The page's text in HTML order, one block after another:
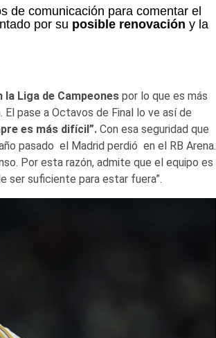
de comunicación para comentar el
por su posible renovación y la
la Liga de Campeonespor lo que es más
pase a Octavos de Final lo ve así de
es más difícil”. Con esa seguridad que
pasado el Madrid perdió en el RB Arena.
Por esta razón, admite que el equipo es
ser suficiente para estar fuera”.